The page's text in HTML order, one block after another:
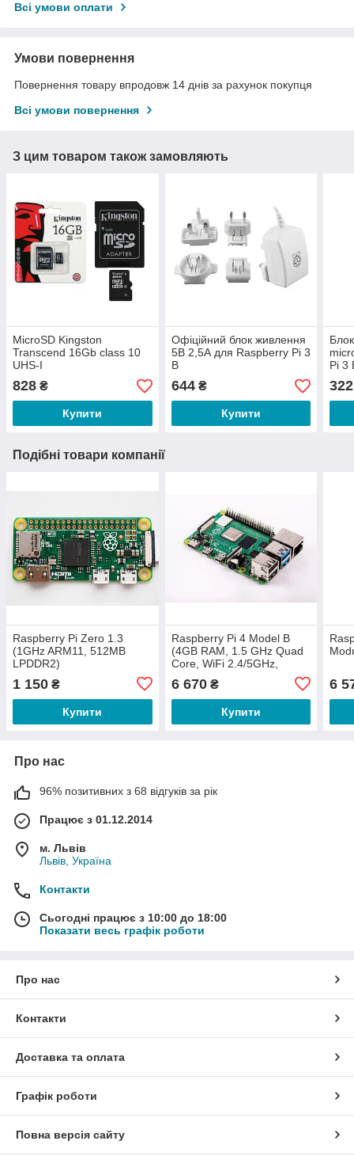
Всі умови оплати
Умови повернення
Повернення товару впродовж 14 днів за рахунок покупця
Всі умови повернення
З цим товаром також замовляють
MicroSD Kingston
Transcend 16Gb class 10
UHS-I
828 ₴
Купити
Офіційний блок живлення
5В 2,5А для Raspberry Pi 3
B
644₴
Купити
Pi 3
322
Подібні товари компанії
Raspberry Pi Zero 1.3
(1GHz ARM11, 512MB
LPDDR2)
1 150 ₴
Купити
Raspberry Pi 4 Model B
(4GB RAM, 1.5 GHz Quad
Core, WiFi 2.4/5GHz,
6 670₴
Купити
6
Про нас
96% позитивних з 68 відгуків за рік
Працює з 01.12.2014
м. Львів
Львів, Україна
Контакти
Сьогодні працює з 10:00 до 18:00
Показати весь графік роботи
Про нас
Контакти
Доставка та оплата
Графік роботи
Повна версія сайту